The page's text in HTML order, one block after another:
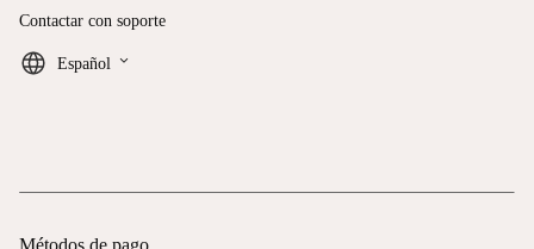
Contactar con soporte
Español keyboard_arrow_down
Métodos de pago